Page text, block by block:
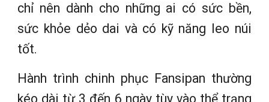
chỉ nên dành cho những ai có sức bền,
sức khỏe dẻo dai và có kỹ năng leo núi
tốt.
Hành trình chinh phục Fansipan thường
kéo dài từ 3 đến 6 ngày tùy vào thể trạng